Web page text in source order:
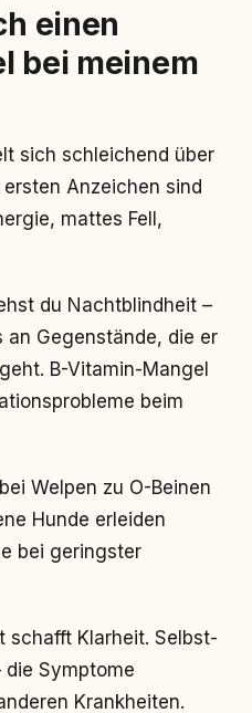
einen
bei meinem
sich schleichend über
Anzeichen sind
mattes Fell,
du Nachtblindheit –
an Gegenstände, die er
B-Vitamin-Mangel
beim
Welpen zu O-Beinen
Hunde erleiden
bei geringster
schafft Klarheit. Selbst-
die Symptome
Krankheiten.